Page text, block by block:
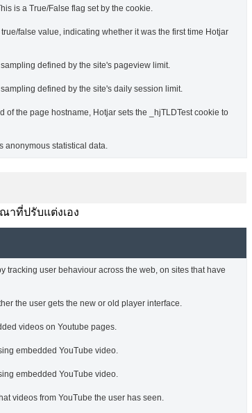
is a True/False flag set by the cookie.
false value, indicating whether it was the first time Hotjar
defined by the site's pageview limit.
defined by the site's daily session limit.
the page hostname, Hotjar sets the _hjTLDTest cookie to
anonymous statistical data.
าที่ปรับแต่งเอง
tracking user behaviour across the web, on sites that have
the user gets the new or old player interface.
videos on Youtube pages.
embedded YouTube video.
embedded YouTube video.
videos from YouTube the user has seen.